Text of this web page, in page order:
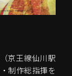
京王線仙川駅
制作総指揮を